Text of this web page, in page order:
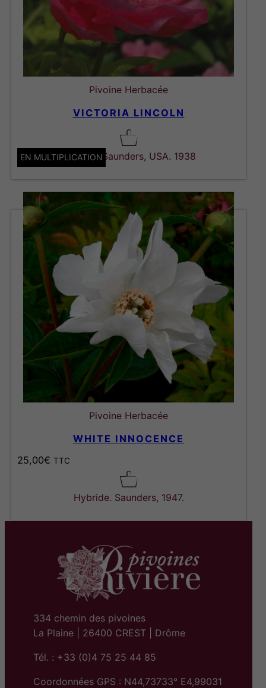
EN MULTIPLICATION
Pivoine Herbacée
VICTORIA LINCOLN
Hybride. Saunders, USA. 1938
Pivoine Herbacée
WHITE INNOCENCE
25,00€ TTC
Hybride. Saunders, 1947.
334 chemin des pivoines
La Plaine | 26400 CREST | Drôme
Tél. : +33 (0)4 75 25 44 85
Coordonnées GPS : N44,73733° E4,99031